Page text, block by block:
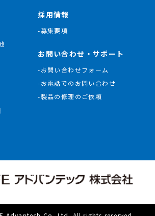
採用情報
-募集要項
お問い合わせ・サポート
-お問い合わせフォーム
-お電話でのお問い合わせ
-製品の修理のご依頼